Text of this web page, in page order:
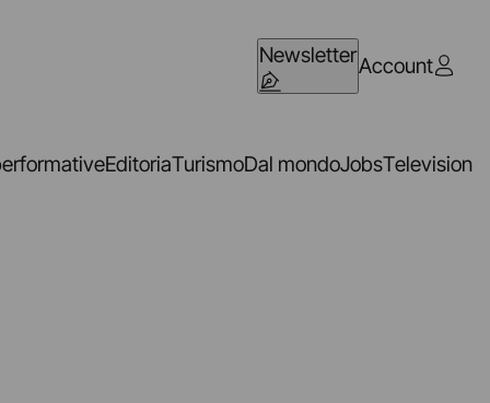
NewsletterAccount
EditoriaTurismoDal mondoJobsTelevision